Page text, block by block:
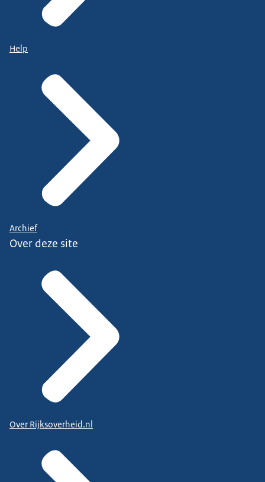
Help
Archief
Over deze site
Over Rijksoverheid.nl